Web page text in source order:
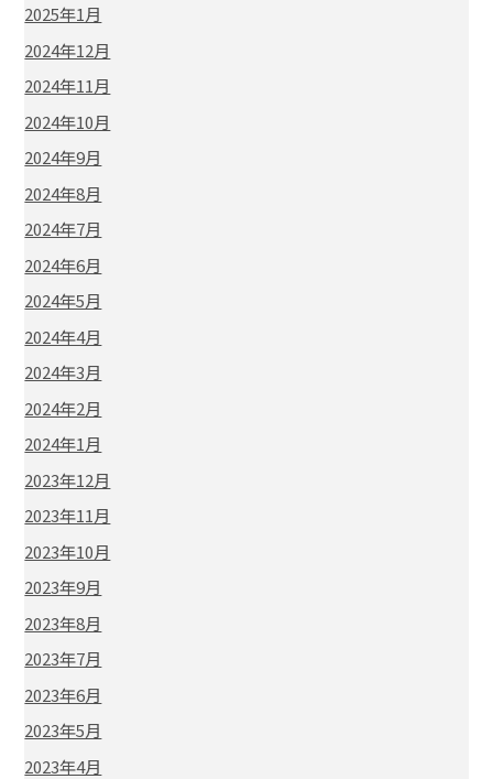
2025年1月
2024年12月
2024年11月
2024年10月
2024年9月
2024年8月
2024年7月
2024年6月
2024年5月
2024年4月
2024年3月
2024年2月
2024年1月
2023年12月
2023年11月
2023年10月
2023年9月
2023年8月
2023年7月
2023年6月
2023年5月
2023年4月